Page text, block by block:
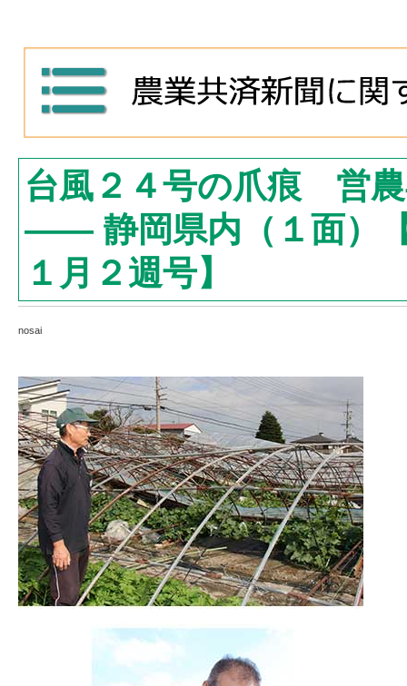
台風２４号の爪痕 営
―― 静岡県内（１面）
１月２週号】
nosai